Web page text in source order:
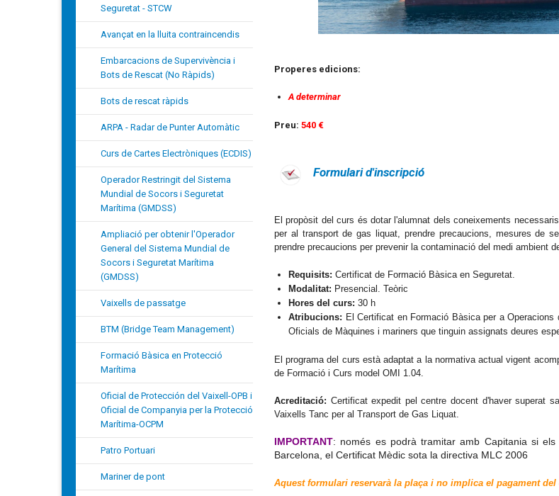
Seguretat - STCW
Avançat en la lluita contraincendis
Embarcacions de Supervivència i
Bots de Rescat (No Ràpids)
Bots de rescat ràpids
ARPA - Radar de Punter Automàtic
Curs de Cartes Electròniques (ECDIS)
Operador Restringit del Sistema
Mundial de Socors i Seguretat
Marítima (GMDSS)
Ampliació per obtenir l'Operador
General del Sistema Mundial de
Socors i Seguretat Marítima
(GMDSS)
Vaixells de passatge
BTM (Bridge Team Management)
Formació Bàsica en Protecció
Marítima
Oficial de Protección del Vaixell-OPB i
Oficial de Companyia per la Protecció
Marítima-OCPM
Patro Portuari
Mariner de pont
Properes edicions:
A determinar
Preu: 540 €
Formulari d'inscripció
El propòsit del curs és dotar l'alumnat dels coneixements
per al transport de gas liquat, prendre precaucions, mesures de
prendre precaucions per prevenir la contaminació del medi ambient
Requisits: Certificat de Formació Bàsica en Seguretat.
Modalitat: Presencial. Teòric
Hores del curs: 30 h
Atribucions: El Certificat en Formació Bàsica per a
Oficials de Màquines i mariners que tinguin assignats deures
El programa del curs està adaptat a la normativa actual vigent
de Formació i Curs model OMI 1.04.
Acreditació: Certificat expedit pel centre docent d'haver superat
Vaixells Tanc per al Transport de Gas Liquat.
IMPORTANT: només es podrà tramitar amb Capitania si
Barcelona, el Certificat Mèdic sota la directiva MLC 2006
Aquest formulari reservarà la plaça i no implica el pagament del